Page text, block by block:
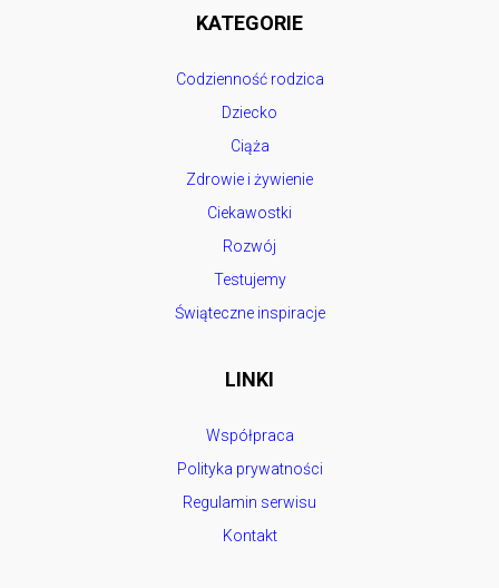
KATEGORIE
Codzienność rodzica
Dziecko
Ciąża
Zdrowie i żywienie
Ciekawostki
Rozwój
Testujemy
Świąteczne inspiracje
LINKI
Współpraca
Polityka prywatności
Regulamin serwisu
Kontakt